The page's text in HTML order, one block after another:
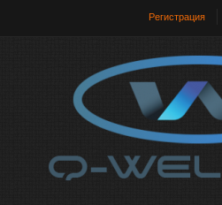
Регистрация